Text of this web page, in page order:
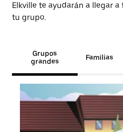
Elkville te ayudarán a llegar
tu grupo.
Grupos
grandes
Familias